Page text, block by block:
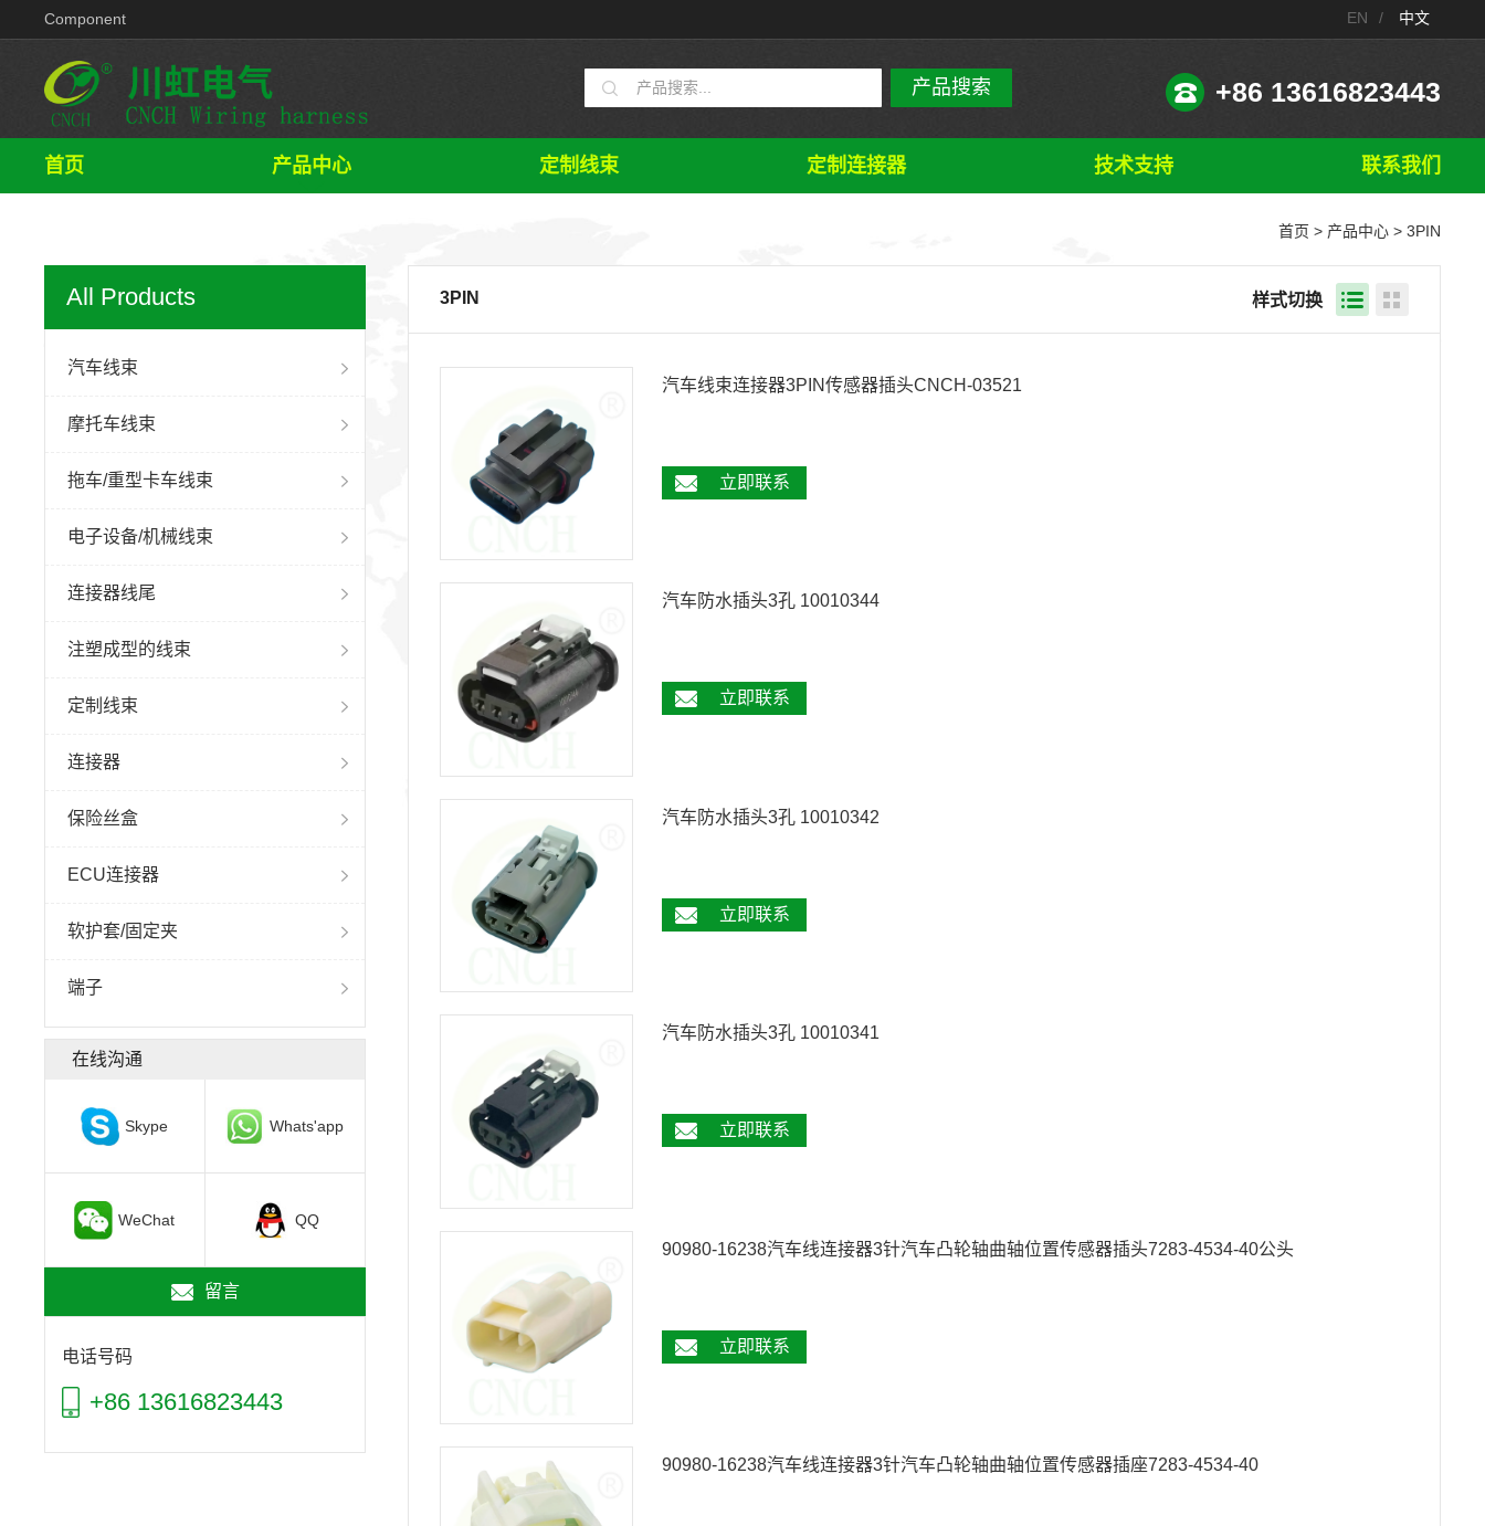
Component
EN / 中文
+86 13616823443
首页 产品中心 定制线束 定制连接器 技术支持 联系我们
首页 > 产品中心> 3PIN
3PIN 样式切换
汽车线束连接器3PIN传感器插头CNCH-03521
立即联系
汽车防水插头3孔 10010344
立即联系
汽车防水插头3孔 10010342
立即联系
汽车防水插头3孔 10010341
立即联系
90980-16238汽车线连接器3针汽车凸轮轴曲轴位置传感器插头7283-4534-40公头
立即联系
90980-16238汽车线连接器3针汽车凸轮轴曲轴位置传感器插座7283-4534-40
All Products
汽车线束
摩托车线束
拖车/重型卡车线束
电子设备/机械线束
连接器线尾
注塑成型的线束
定制线束
连接器
保险丝盒
ECU连接器
软护套/固定夹
端子
在线沟通
Skype Whats'app
WeChat QQ
留言
电话号码
+86 13616823443